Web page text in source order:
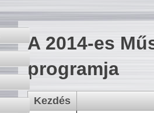
A 2014-es
programja
Kezdés